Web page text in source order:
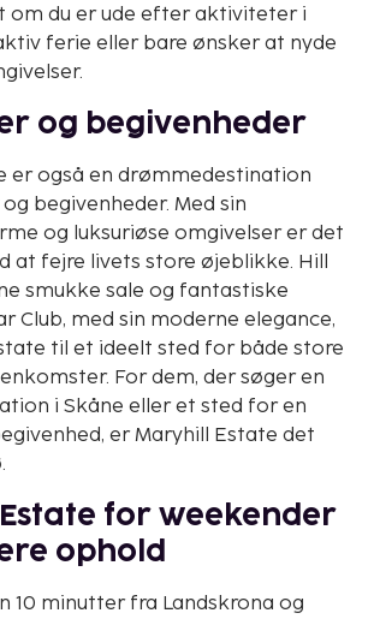
om du er ude efter aktiviteter i
ferie eller bare ønsker at nyde
og begivenheder
er også en drømmedestination
begivenheder. Med sin
og luksuriøse omgivelser er det
at fejre livets store øjeblikke. Hill
smukke sale og fantastiske
Club, med sin moderne elegance,
til et ideelt sted for både store
For dem, der søger en
i Skåne eller et sted for en
er Maryhill Estate det
for weekender
ophold
10 minutter fra Landskrona og